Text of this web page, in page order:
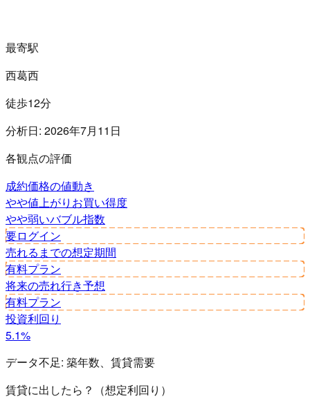
最寄駅
西葛西
徒歩12分
分析日: 2026年7月11日
各観点の評価
成約価格の値動き
やや値上がり お買い得度
やや弱いバブル指数
要ログイン
売れるまでの想定期間
有料プラン
将来の売れ行き予想
有料プラン
投資利回り
5.1%
データ不足: 築年数、賃貸需要
賃貸に出したら？（想定利回り）